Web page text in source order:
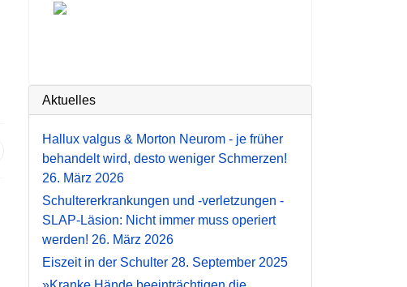
Aktuelles
Hallux valgus & Morton Neurom - je früher
behandelt wird, desto weniger Schmerzen!
26. März 2026
Schultererkrankungen und -verletzungen -
SLAP-Läsion: Nicht immer muss operiert
werden! 26. März 2026
Eiszeit in der Schulter 28. September 2025